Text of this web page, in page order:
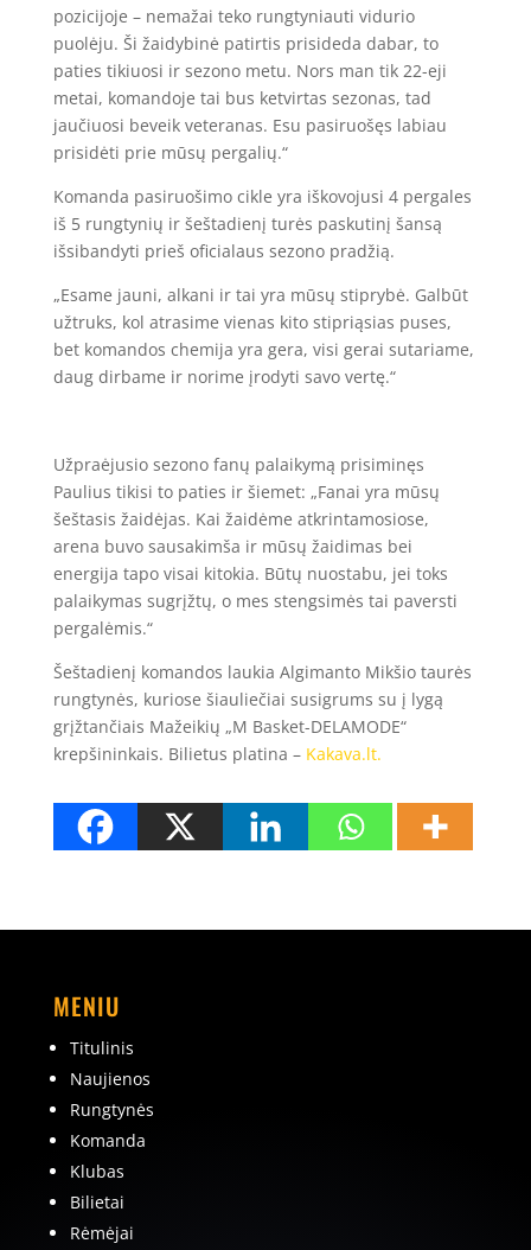
pozicijoje – nemažai teko rungtyniauti vidurio
puolėju. Ši žaidybinė patirtis prisideda dabar, to
paties tikiuosi ir sezono metu. Nors man tik 22-eji
metai, komandoje tai bus ketvirtas sezonas, tad
jaučiuosi beveik veteranas. Esu pasiruošęs labiau
prisidėti prie mūsų pergalių.“
Komanda pasiruošimo cikle yra iškovojusi 4 pergales
iš 5 rungtynių ir šeštadienį turės paskutinį šansą
išsibandyti prieš oficialaus sezono pradžią.
„Esame jauni, alkani ir tai yra mūsų stiprybė. Galbūt
užtruks, kol atrasime vienas kito stipriąsias puses,
bet komandos chemija yra gera, visi gerai sutariame,
daug dirbame ir norime įrodyti savo vertę.“
Užpraėjusio sezono fanų palaikymą prisiminęs
Paulius tikisi to paties ir šiemet: „Fanai yra mūsų
šeštasis žaidėjas. Kai žaidėme atkrintamosiose,
arena buvo sausakimša ir mūsų žaidimas bei
energija tapo visai kitokia. Būtų nuostabu, jei toks
palaikymas sugrįžtų, o mes stengsimės tai paversti
pergalėmis.“
Šeštadienį komandos laukia Algimanto Mikšio taurės
rungtynės, kuriose šiauliečiai susigrums su į lygą
grįžtančiais Mažeikių „M Basket-DELAMODE“
krepšininkais. Bilietus platina – Kakava.lt.
MENIU
Titulinis
Naujienos
Rungtynės
Komanda
Klubas
Bilietai
Rėmėjai